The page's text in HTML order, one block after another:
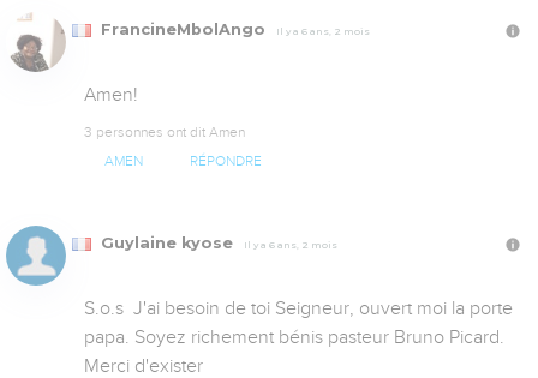
FrancineMbolAngo Il y a 6 ans, 2 mois
Amen!
3 personnes ont dit Amen
AMEN RÉPONDRE
Guylaine kyose Il y a 6 ans, 2 mois
S.o.s  J'ai besoin de toi Seigneur, ouvert moi la porte
papa. Soyez richement bénis pasteur Bruno Picard.
Merci d'exister